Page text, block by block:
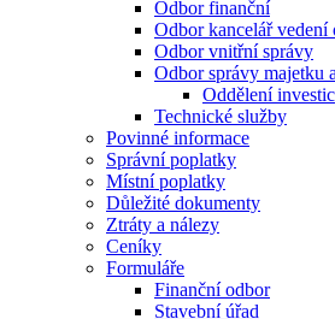
Odbor finanční
Odbor kancelář vedení
Odbor vnitřní správy
Odbor správy majetku
Oddělení investic
Technické služby
Povinné informace
Správní poplatky
Místní poplatky
Důležité dokumenty
Ztráty a nálezy
Ceníky
Formuláře
Finanční odbor
Stavební úřad